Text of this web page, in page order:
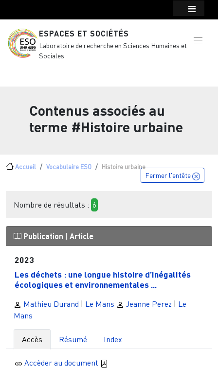
ESPACES ET SOCIÉTÉS
Laboratoire de recherche en Sciences Humaines et
Sociales
Contenus associés au
terme #Histoire urbaine
Fil d'Ariane
Accueil Vocabulaire ESO Histoire urbaine
Fermer l'entête
Nombre de résultats : 6
Publication Article
2023
Les déchets : une longue histoire d’inégalités
écologiques et environnementales ...
Mathieu Durand | Le Mans Jeanne Perez | Le
Mans
Accès Résumé Index
Accèder au document